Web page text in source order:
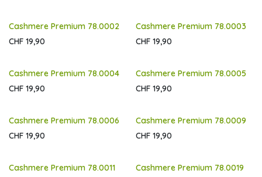
Cashmere Premium 78.0002
CHF 19,90
Cashmere Premium 78.0003
CHF 19,90
Cashmere Premium 78.0004
CHF 19,90
Cashmere Premium 78.0005
CHF 19,90
Cashmere Premium 78.0006
CHF 19,90
Cashmere Premium 78.0009
CHF 19,90
Cashmere Premium 78.0011
Cashmere Premium 78.0019